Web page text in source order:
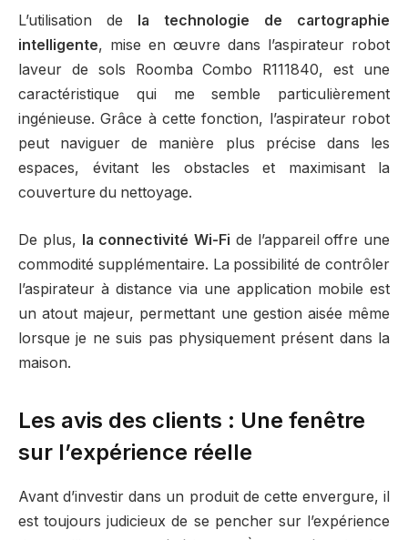
L’utilisation de
la technologie de cartographie
intelligente, mise en œuvre dans l’aspirateur robot
laveur de sols Roomba Combo R111840, est une
caractéristique qui me semble particulièrement
ingénieuse. Grâce à cette fonction, l’aspirateur robot
peut naviguer de manière plus précise dans les
espaces, évitant les obstacles et maximisant la
couverture du nettoyage.
De plus, la connectivité Wi-Fi de l’appareil offre une
commodité supplémentaire. La possibilité de contrôler
l’aspirateur à distance via une application mobile est
un atout majeur, permettant une gestion aisée même
lorsque je ne suis pas physiquement présent dans la
maison.
Les avis des clients : Une fenêtre
sur l’expérience réelle
Avant d’investir dans un produit de cette envergure, il
est toujours judicieux de se pencher sur l’expérience